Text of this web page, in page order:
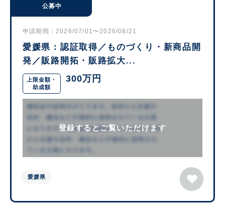
公募中
申請期間：2026/07/01〜2026/08/21
愛媛県：認証取得／ものづくり・新商品開
発／販路開拓・販路拡大...
上限金額・
助成額
300万円
登録するとご覧いただけます
愛媛県